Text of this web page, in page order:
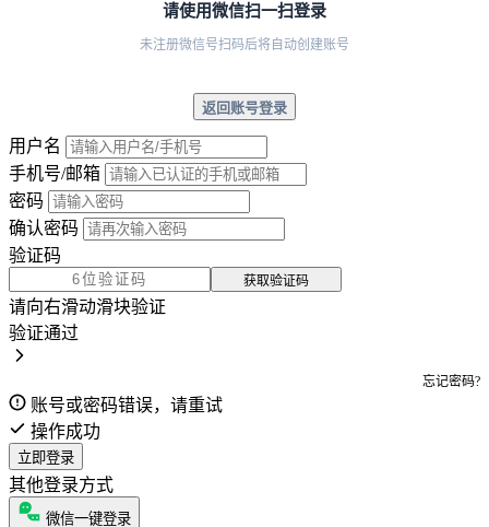
请使用微信扫一扫登录
未注册微信号扫码后将自动创建账号
返回账号登录
用户名
手机号/邮箱
密码
确认密码
验证码
获取验证码
请向右滑动滑块验证
验证通过
忘记密码?
账号或密码错误，请重试
操作成功
立即登录
其他登录方式
微信一键登录